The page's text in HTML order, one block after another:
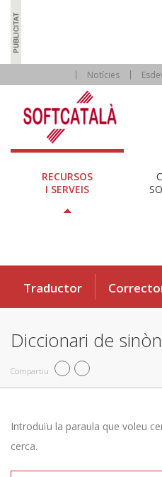
Notícies
RECURSOS
I SERVEIS
Traductor
Diccionari de
Compartiu
Introduïu la paraula que voleu
cerca.